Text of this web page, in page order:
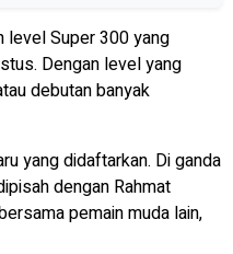
level Super 300 yang
Dengan level yang
debutan banyak
yang didaftarkan. Di ganda
dengan Rahmat
pemain muda lain,